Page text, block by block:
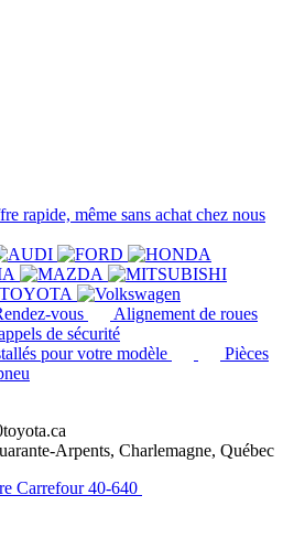
rapide, même sans achat chez nous
vous
Alignement de roues
de sécurité
pour votre modèle
Pièces
Arpents, Charlemagne, Québec
Carrefour 40-640